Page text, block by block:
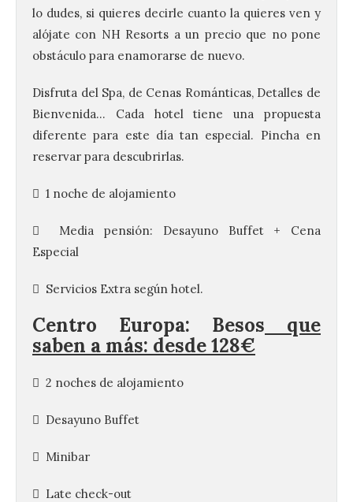
lo dudes, si quieres decirle cuanto la quieres ven y
alójate con NH Resorts a un precio que no pone
obstáculo para enamorarse de nuevo.
Disfruta del Spa, de Cenas Románticas, Detalles de
Bienvenida… Cada hotel tiene una propuesta
diferente para este día tan especial. Pincha en
reservar para descubrirlas.
 1 noche de alojamiento
 Media pensión: Desayuno Buffet + Cena
Especial
 Servicios Extra según hotel.
Centro Europa: Besos que
saben a más: desde 128€
 2 noches de alojamiento
 Desayuno Buffet
 Minibar
 Late check-out